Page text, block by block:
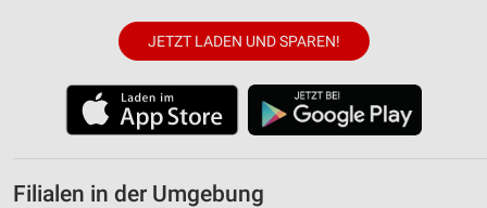
JETZT LADEN UND SPAREN!
Filialen in der Umgebung